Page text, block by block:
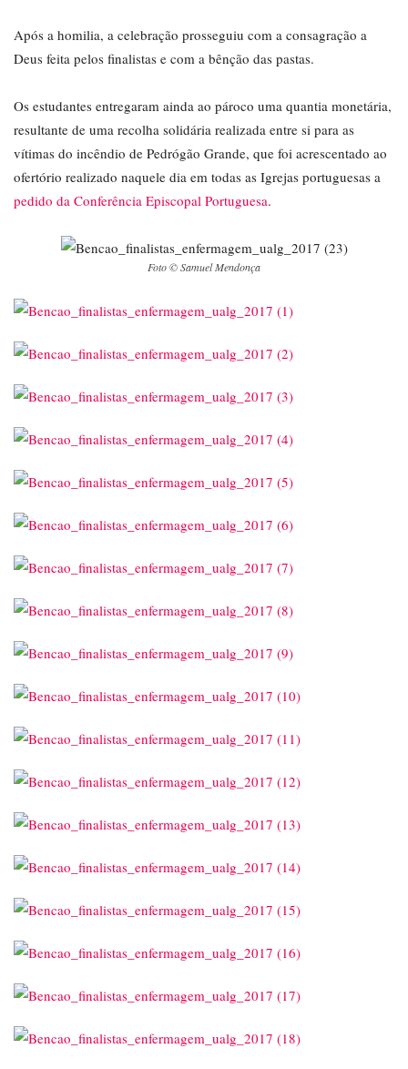
Após a homilia, a celebração prosseguiu com a consagração a
Deus feita pelos finalistas e com a bênção das pastas.
Os estudantes entregaram ainda ao pároco uma quantia monetária,
resultante de uma recolha solidária realizada entre si para as
vítimas do incêndio de Pedrógão Grande, que foi acrescentado ao
ofertório realizado naquele dia em todas as Igrejas portuguesas a
pedido da Conferência Episcopal Portuguesa.
Foto © Samuel Mendonça